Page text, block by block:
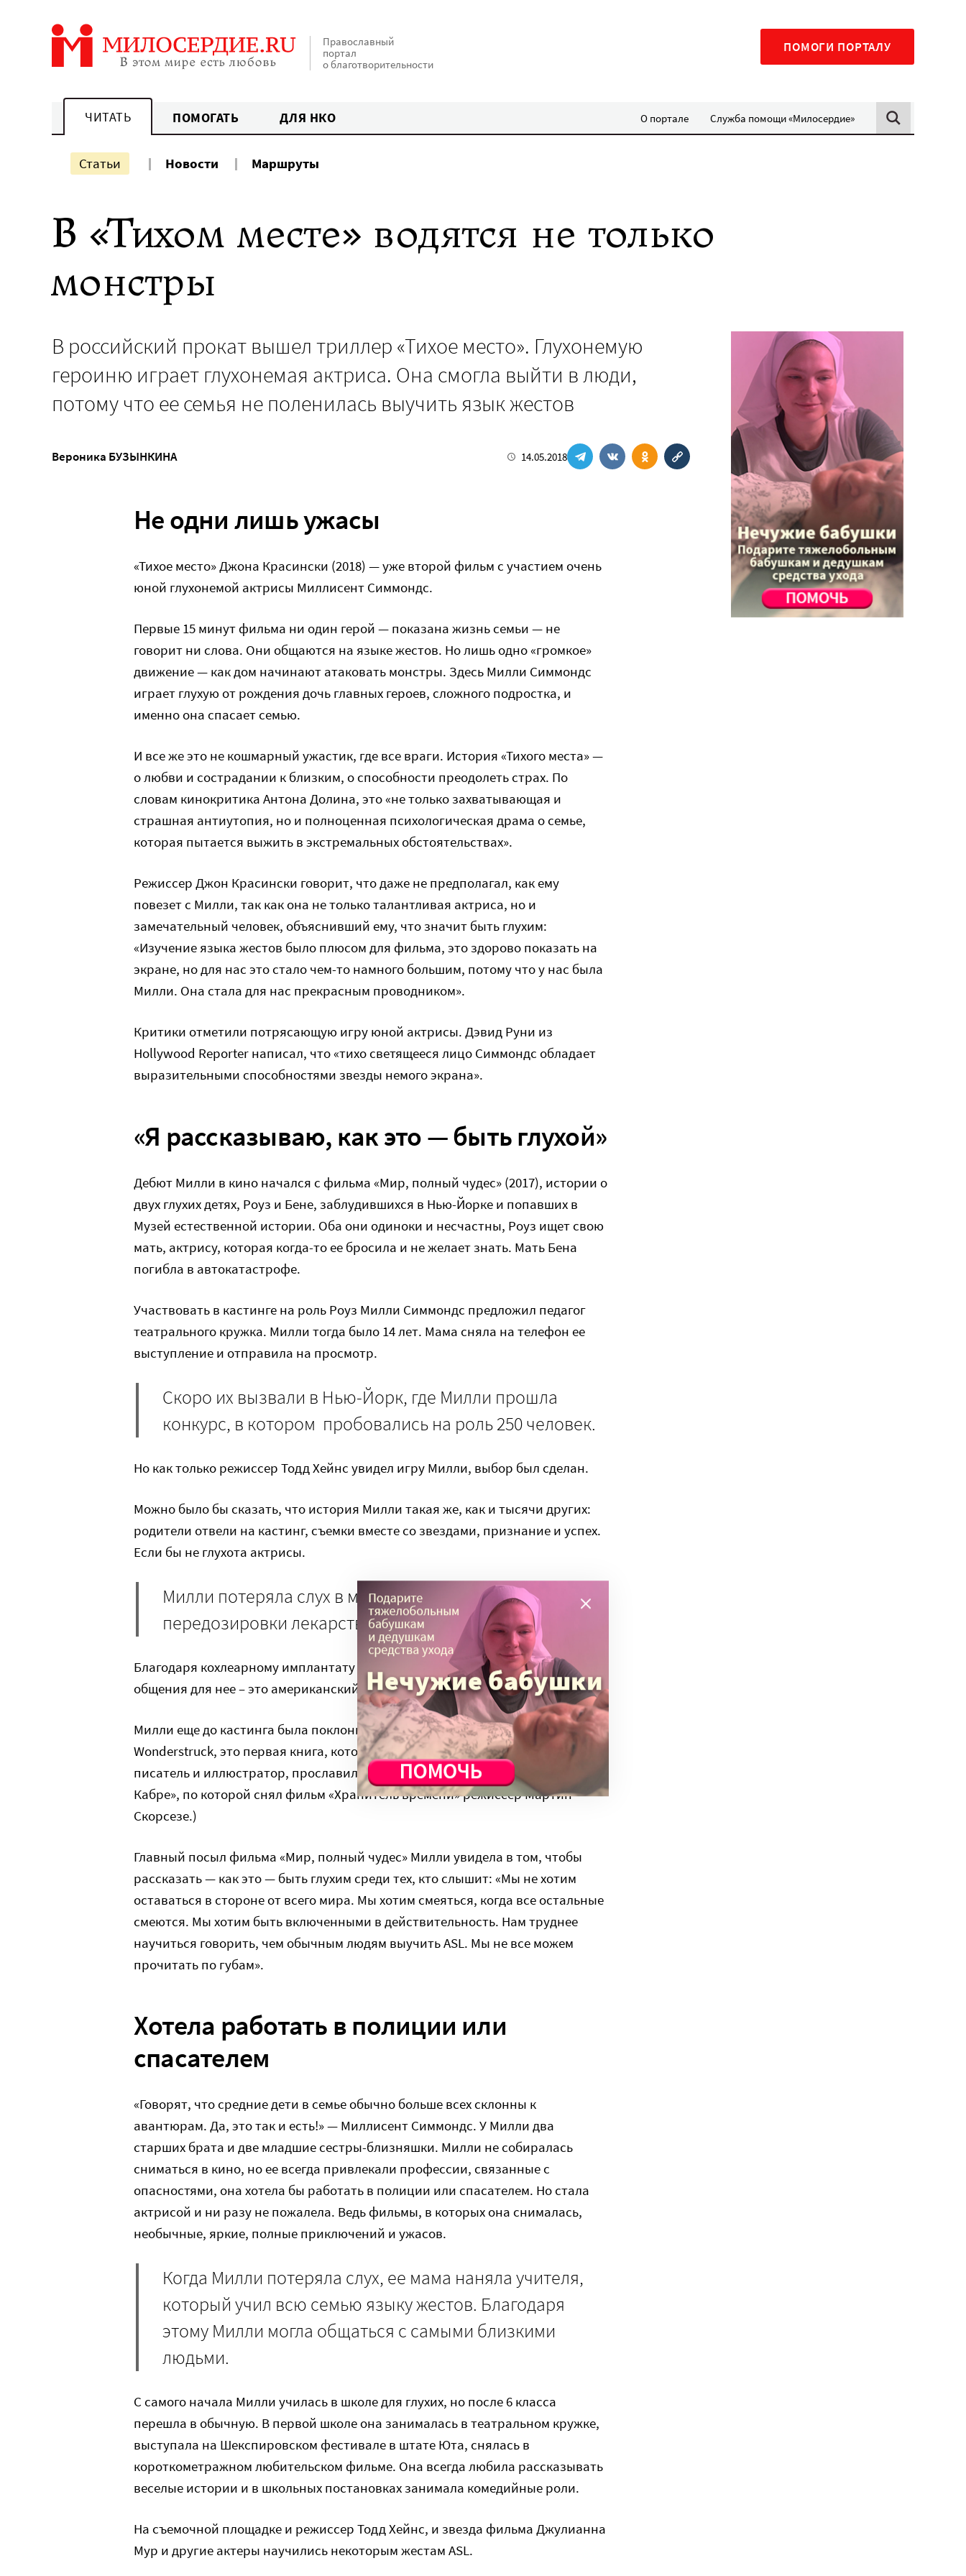
Православный
портал
о благотворительности
ПОМОГИ ПОРТАЛУ
ЧИТАТЬ ПОМОГАТЬ ДЛЯ НКО О портале Служба помощи «Милосердие»
Статьи Новости Маршруты
В «Тихом месте» водятся не только
монстры
В российский прокат вышел триллер «Тихое место». Глухонемую
героиню играет глухонемая актриса. Она смогла выйти в люди,
потому что ее семья не поленилась выучить язык жестов
Вероника БУЗЫНКИНА 14.05.2018
Не одни лишь ужасы
«Тихое место» Джона Красински (2018) — уже второй фильм с участием очень
юной глухонемой актрисы Миллисент Симмондс.
Первые 15 минут фильма ни один герой — показана жизнь семьи — не
говорит ни слова. Они общаются на языке жестов. Но лишь одно «громкое»
движение — как дом начинают атаковать монстры. Здесь Милли Симмондс
играет глухую от рождения дочь главных героев, сложного подростка, и
именно она спасает семью.
И все же это не кошмарный ужастик, где все враги. История «Тихого места» —
о любви и сострадании к близким, о способности преодолеть страх. По
словам кинокритика Антона Долина, это «не только захватывающая и
страшная антиутопия, но и полноценная психологическая драма о семье,
которая пытается выжить в экстремальных обстоятельствах».
Режиссер Джон Красински говорит, что даже не предполагал, как ему
повезет с Милли, так как она не только талантливая актриса, но и
замечательный человек, объяснивший ему, что значит быть глухим:
«Изучение языка жестов было плюсом для фильма, это здорово показать на
экране, но для нас это стало чем-то намного большим, потому что у нас была
Милли. Она стала для нас прекрасным проводником».
Критики отметили потрясающую игру юной актрисы. Дэвид Руни из
Hollywood Reporter написал, что «тихо светящееся лицо Симмондс обладает
выразительными способностями звезды немого экрана».
«Я рассказываю, как это — быть глухой»
Дебют Милли в кино начался с фильма «Мир, полный чудес» (2017), истории о
двух глухих детях, Роуз и Бене, заблудившихся в Нью-Йорке и попавших в
Музей естественной истории. Оба они одиноки и несчастны, Роуз ищет свою
мать, актрису, которая когда-то ее бросила и не желает знать. Мать Бена
погибла в автокатастрофе.
Участвовать в кастинге на роль Роуз Милли Симмондс предложил педагог
театрального кружка. Милли тогда было 14 лет. Мама сняла на телефон ее
выступление и отправила на просмотр.
Скоро их вызвали в Нью-Йорк, где Милли прошла
конкурс, в котором пробовались на роль 250 человек.
Но как только режиссер Тодд Хейнс увидел игру Милли, выбор был сделан.
Можно было бы сказать, что история Милли такая же, как и тысячи других:
родители отвели на кастинг, съемки вместе со звездами, признание и успех.
Если бы не глухота актрисы.
Милли потеряла слух в младенчестве из-за
передозировки лекарства.
Благодаря кохлеарному имплантату она немного слышит, но главный способ
общения для нее – это американский язык жестов (ASL).
Милли еще до кастинга была поклонницей книги Брайана Селзника
Wonderstruck, это первая книга, которую она прочитала о глухих. (Селзник –
писатель и иллюстратор, прославился своей книгой «Изобретение Хьюго
Кабре», по которой снял фильм «Хранитель времени» режиссер Мартин
Скорсезе.)
Главный посыл фильма «Мир, полный чудес» Милли увидела в том, чтобы
рассказать — как это — быть глухим среди тех, кто слышит: «Мы не хотим
оставаться в стороне от всего мира. Мы хотим смеяться, когда все остальные
смеются. Мы хотим быть включенными в действительность. Нам труднее
научиться говорить, чем обычным людям выучить ASL. Мы не все можем
прочитать по губам».
Хотела работать в полиции или
спасателем
«Говорят, что средние дети в семье обычно больше всех склонны к
авантюрам. Да, это так и есть!» — Миллисент Симмондс. У Милли два
старших брата и две младшие сестры-близняшки. Милли не собиралась
сниматься в кино, но ее всегда привлекали профессии, связанные с
опасностями, она хотела бы работать в полиции или спасателем. Но стала
актрисой и ни разу не пожалела. Ведь фильмы, в которых она снималась,
необычные, яркие, полные приключений и ужасов.
Когда Милли потеряла слух, ее мама наняла учителя,
который учил всю семью языку жестов. Благодаря
этому Милли могла общаться с самыми близкими
людьми.
С самого начала Милли училась в школе для глухих, но после 6 класса
перешла в обычную. В первой школе она занималась в театральном кружке,
выступала на Шекспировском фестивале в штате Юта, снялась в
короткометражном любительском фильме. Она всегда любила рассказывать
веселые истории и в школьных постановках занимала комедийные роли.
На съемочной площадке и режиссер Тодд Хейнс, и звезда фильма Джулианна
Мур и другие актеры научились некоторым жестам ASL.